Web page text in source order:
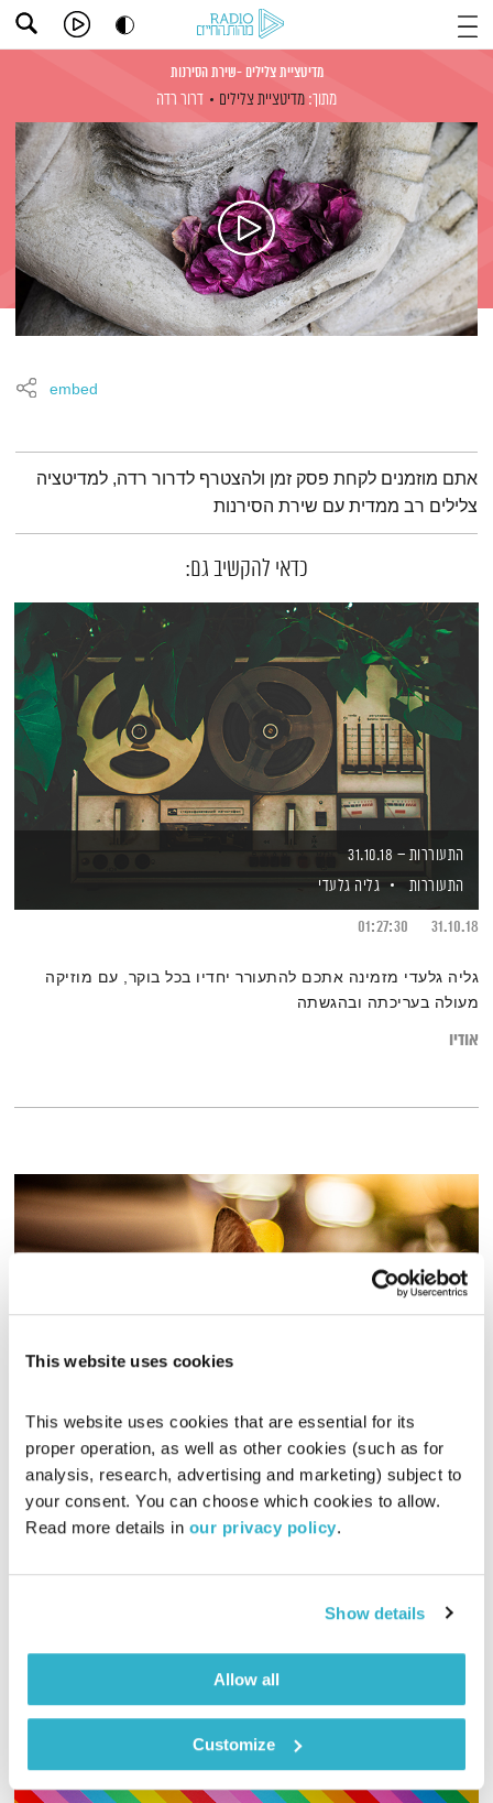
This website uses cookies
This website uses cookies that are essential for its
proper operation, as well as other cookies (such as for
analysis, research, advertising and marketing) subject to
your consent. You can choose which cookies to allow.
Read more details in our privacy policy.
Show details
Allow all
Customize
מדיטציית צלילים -שירת הסירנות
מתוך: מדיטציית צלילים דרור רדה
embed
תמצית הפודקאסט
אתם מוזמנים לקחת פסק זמן ולהצטרף לדרור רדה, למדיטציה
צלילים רב ממדית עם שירת הסירנות
כדאי להקשיב גם:
התעוררות – 31.10.18
התעוררות
גליה גלעדי
31.10.18
01:27:30
גליה גלעדי מזמינה אתכם להתעורר יחדיו בכל בוקר, עם מוזיקה
מעולה בעריכתה ובהגשתה
אודיו
התעוררות – 20.1.20
התעוררות
גליה גלעדי
21.01.20
01:27:32
מעולה
אודיו